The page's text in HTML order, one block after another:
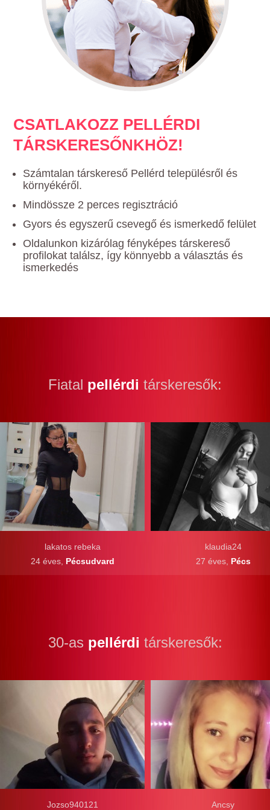
CSATLAKOZZ PELLÉRDI
TÁRSKERESŐNKHÖZ!
Számtalan társkereső Pellérd településről és
környékéről.
Mindössze 2 perces regisztráció
Gyors és egyszerű csevegő és ismerkedő felület
Oldalunkon kizárólag fényképes társkereső
profilokat találsz, így könnyebb a választás és
ismerkedés
Fiatal pellérdi társkeresők:
lakatos rebeka
24 éves, Pécsudvard
klaudia24
27 éves, Pécs
30-as pellérdi társkeresők:
Ancsy
Jozso940121